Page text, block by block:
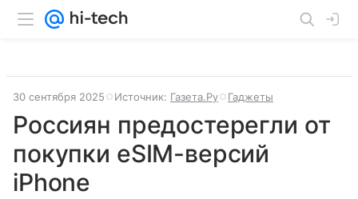
30 сентября 2025 Источник: Газета.Ру Гаджеты
Россиян предостерегли от
покупки eSIM-версий
iPhone